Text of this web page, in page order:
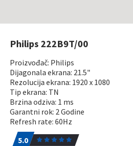
Philips 222B9T/00
Proizvođač: Philips
Dijagonala ekrana: 21.5"
Rezolucija ekrana: 1920 x 1080
Tip ekrana: TN
Brzina odziva: 1 ms
Garantni rok: 2 Godine
Refresh rate: 60Hz
5.01
5.0